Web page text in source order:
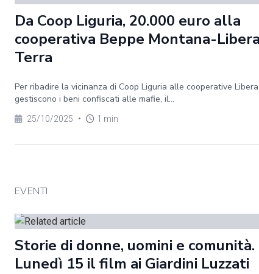
Da Coop Liguria, 20.000 euro alla
cooperativa Beppe Montana-Libera
Terra
Per ribadire la vicinanza di Coop Liguria alle cooperative
gestiscono i beni confiscati alle mafie, il...
25/10/2025 • 1 min
EVENTI
Storie di donne, uomini e comunità.
Lunedì 15 il film ai Giardini Luzzati